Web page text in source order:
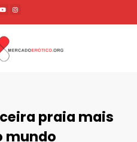
praia mais
mundo